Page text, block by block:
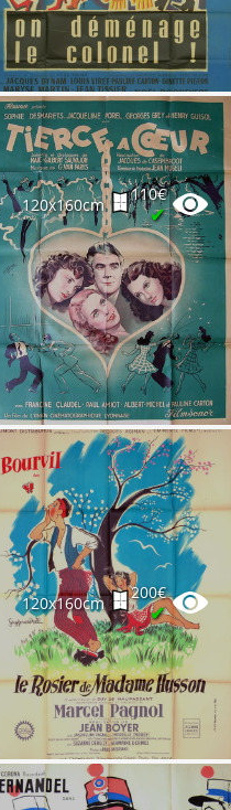
120x160cm
110€
✔
120x160cm
200€
✔